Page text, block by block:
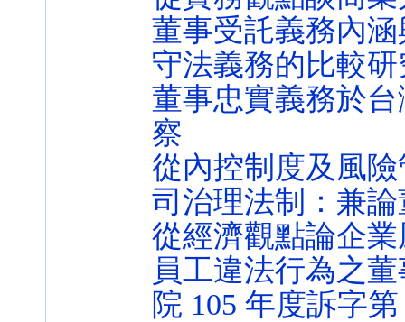
董事受託義務內
守法義務的比較
董事忠實義務於
察
從內控制度及風
司治理法制：兼
從經濟觀點論企
員工違法行為之
院 105 年度訴字